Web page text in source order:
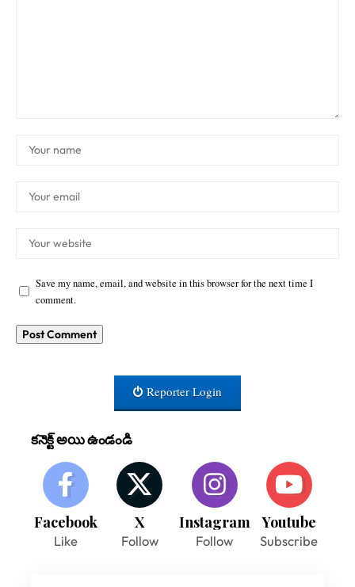
Save my name, email, and website in this browser for the next time I
comment.
Reporter Login
కనెక్ట్ అయి ఉండండి
Facebook
Like
X
Follow
Instagram
Follow
Youtube
Subscribe